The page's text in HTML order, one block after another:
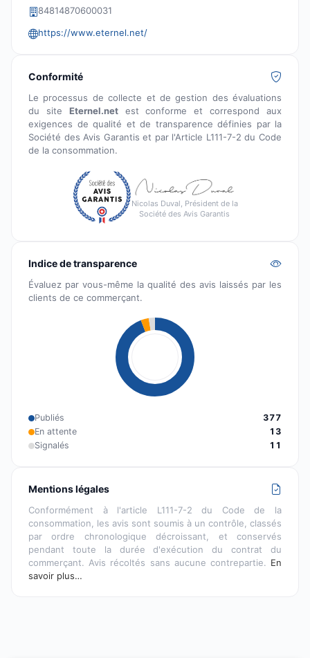
84814870600031
https://www.eternel.net/
Conformité
Le processus de collecte et de gestion des évaluations
du site Eternel.netest conforme et correspond aux
exigences de qualité et de transparence définies par la
Société des Avis Garantis et par l'Article L111-7-2 du Code
de la consommation.
Nicolas Duval, Président de la
Société des Avis Garantis
Indice de transparence
Évaluez par vous-même la qualité des avis laissés par les
clients de ce commerçant.
Publiés
377
En attente
13
Signalés
11
Mentions légales
Conformément à l'article L111-7-2 du Code de la
consommation, les avis sont soumis à un contrôle, classés
par ordre chronologique décroissant, et conservés
pendant toute la durée d'exécution du contrat du
commerçant. Avis récoltés sans aucune contrepartie. En
savoir plus…